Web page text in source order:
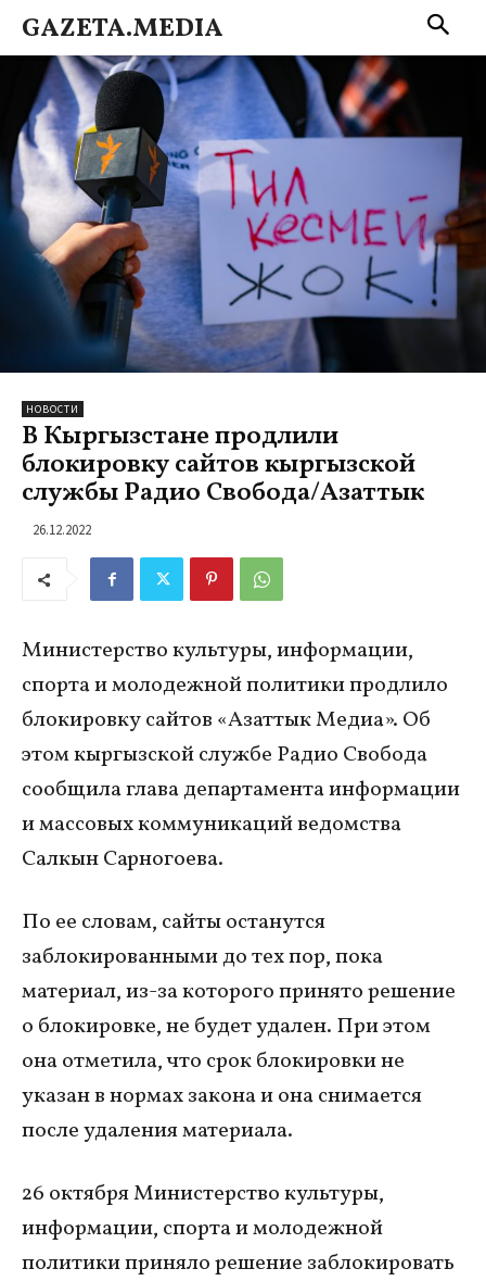
GAZETA.MEDIA
НОВОСТИ
В Кыргызстане продлили
блокировку сайтов кыргызской
службы Радио Свобода/Азаттык
26.12.2022
Министерство культуры, информации,
спорта и молодежной политики продлило
блокировку сайтов «Азаттык Медиа». Об
этом кыргызской службе Радио Свобода
сообщила глава департамента информации
и массовых коммуникаций ведомства
Салкын Сарногоева.
По ее словам, сайты останутся
заблокированными до тех пор, пока
материал, из-за которого принято решение
о блокировке, не будет удален. При этом
она отметила, что срок блокировки не
указан в нормах закона и она снимается
после удаления материала.
26 октября Министерство культуры,
информации, спорта и молодежной
политики приняло решение заблокировать